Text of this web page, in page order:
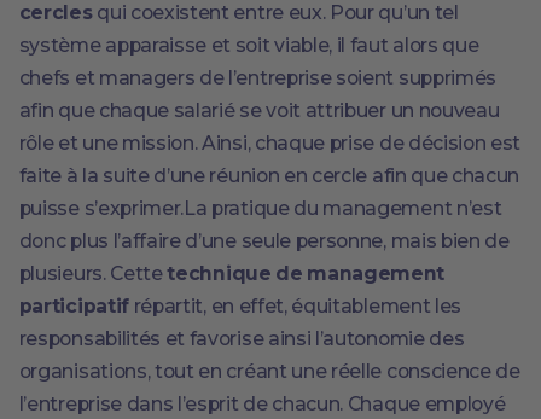
cercles qui coexistent entre eux. Pour qu’un tel
système apparaisse et soit viable, il faut alors que
chefs et managers de l’entreprise soient supprimés
afin que chaque salarié se voit attribuer un nouveau
rôle et une mission. Ainsi, chaque prise de décision est
faite à la suite d’une réunion en cercle afin que chacun
puisse s’exprimer.La pratique du management n’est
donc plus l’affaire d’une seule personne, mais bien de
plusieurs. Cettetechnique de management
participatif répartit, en effet, équitablement les
responsabilités et favorise ainsi l’autonomie des
organisations, tout en créant une réelle conscience de
l’entreprise dans l’esprit de chacun. Chaque employé